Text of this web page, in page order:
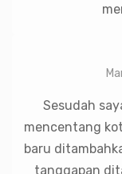
Sesudah
mencentang
baru
tanggapan